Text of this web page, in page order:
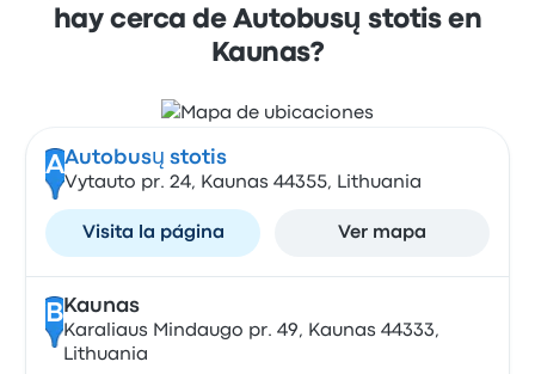
hay cerca de Autobusų stotis en
Kaunas?
AAutobusų stotis
Vytauto pr. 24, Kaunas 44355, Lithuania
Visita la página Ver mapa
B Kaunas
Karaliaus Mindaugo pr. 49, Kaunas 44333,
Lithuania